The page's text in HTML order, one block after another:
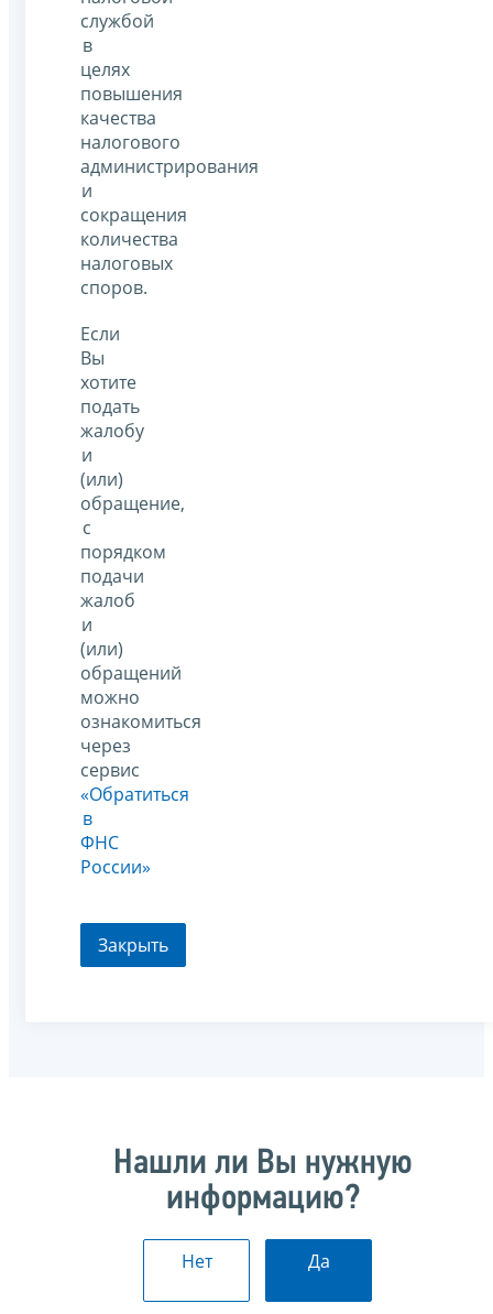
службой
в
целях
повышения
качества
налогового
администрирования
и
сокращения
количества
налоговых
споров.
Если
Вы
хотите
подать
жалобу
и
(или)
обращение,
с
порядком
подачи
жалоб
и
(или)
обращений
можно
ознакомиться
через
сервис
«Обратиться
в
ФНС
России»
Закрыть
Нашли ли Вы нужную
информацию?
Нет Да